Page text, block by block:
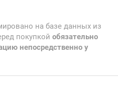
на базе данных из
покупкой обязательно
непосредственно у